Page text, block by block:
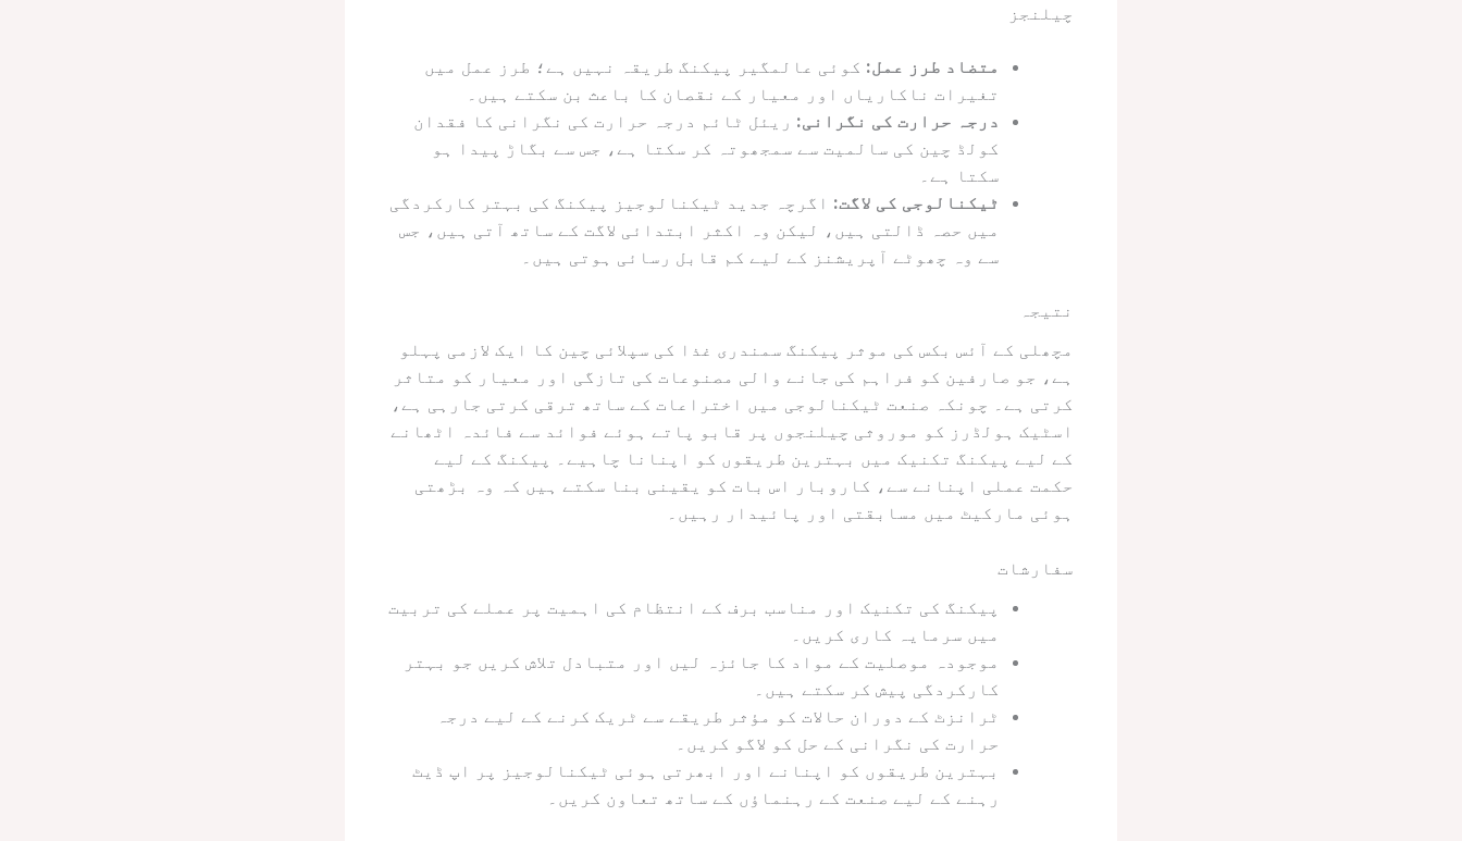
چیلنجز
متضاد طرز عمل: کوئی عالمگیر پیکنگ طریقہ نہیں ہے؛ طرز عمل میں
تغیرات ناکاریاں اور معیار کے نقصان کا باعث بن سکتے ہیں۔
درجہ حرارت کی نگرانی: ریئل ٹائم درجہ حرارت کی نگرانی کا فقدان
کولڈ چین کی سالمیت سے سمجھوتہ کر سکتا ہے، جس سے بگاڑ پیدا ہو
سکتا ہے۔
ٹیکنالوجی کی لاگت: اگرچہ جدید ٹیکنالوجیز پیکنگ کی بہتر کارکردگی
میں حصہ ڈالتی ہیں، لیکن وہ اکثر ابتدائی لاگت کے ساتھ آتی ہیں، جس
سے وہ چھوٹے آپریشنز کے لیے کم قابل رسائی ہوتی ہیں۔
نتیجہ
مچھلی کے آئس بکس کی موثر پیکنگ سمندری غذا کی سپلائی چین کا ایک لازمی پہلو
ہے، جو صارفین کو فراہم کی جانے والی مصنوعات کی تازگی اور معیار کو متاثر
کرتی ہے۔ چونکہ صنعت ٹیکنالوجی میں اختراعات کے ساتھ ترقی کرتی جارہی ہے،
اسٹیک ہولڈرز کو موروثی چیلنجوں پر قابو پاتے ہوئے فوائد سے فائدہ اٹھانے
کے لیے پیکنگ تکنیک میں بہترین طریقوں کو اپنانا چاہیے۔ پیکنگ کے لیے
حکمت عملی اپنانے سے، کاروبار اس بات کو یقینی بنا سکتے ہیں کہ وہ بڑھتی
ہوئی مارکیٹ میں مسابقتی اور پائیدار رہیں۔
سفارشات
پیکنگ کی تکنیک اور مناسب برف کے انتظام کی اہمیت پر عملے کی تربیت
میں سرمایہ کاری کریں۔
موجودہ موصلیت کے مواد کا جائزہ لیں اور متبادل تلاش کریں جو بہتر
کارکردگی پیش کر سکتے ہیں۔
ٹرانزٹ کے دوران حالات کو مؤثر طریقے سے ٹریک کرنے کے لیے درجہ
حرارت کی نگرانی کے حل کو لاگو کریں۔
بہترین طریقوں کو اپنانے اور ابھرتی ہوئی ٹیکنالوجیز پر اپ ڈیٹ
رہنے کے لیے صنعت کے رہنماؤں کے ساتھ تعاون کریں۔